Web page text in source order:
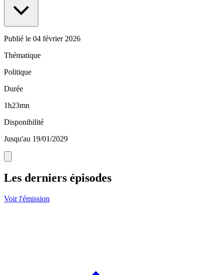
Publié le 04 février 2026
Thématique
Politique
Durée
1h23mn
Disponibilité
Jusqu'au 19/01/2029
Les derniers épisodes
Voir l'émission